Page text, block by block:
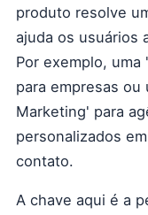
produto resolve
ajuda os usuários
Por exemplo, uma
para empresas ou
Marketing' para
personalizados
contato.
A chave aqui é a